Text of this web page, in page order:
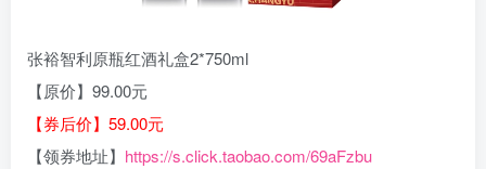
张裕智利原瓶红酒礼盒2*750ml
【原价】99.00元
【券后价】59.00元
【领券地址】 https://s.click.taobao.com/69aFzbu